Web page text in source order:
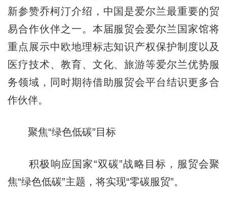
新参赞乔柯汀介绍，中国是爱尔兰最重要的贸
易合作伙伴之一。本届服贸会爱尔兰国家馆将
重点展示中欧地理标志知识产权保护制度以及
医疗技术、教育、文化、旅游等爱尔兰优势服
务领域，同时期待借助服贸会平台结识更多合
作伙伴。
聚焦“绿色低碳”目标
积极响应国家“双碳”战略目标，服贸会聚
焦“绿色低碳”主题，将实现“零碳服贸”。